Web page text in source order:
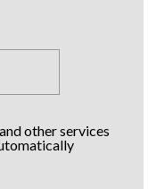
other services